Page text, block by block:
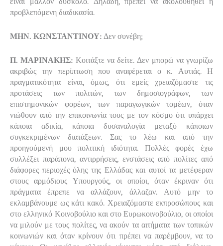
προβλεπόμενη διαδικασία.
ΜΗΝ. ΚΩΝΣΤΑΝΤΙΝΟΥ: Δεν συνέβη;
Π. ΜΑΡΙΝΑΚΗΣ: Κοιτάξτε να δείτε. Δεν μπορώ να γνωρίζω
ακριβώς την περίπτωση που αναφέρεται ο κ. Αυτιάς. Η
πραγματικότητα είναι, όμως, ότι εμείς χρειαζόμαστε τις
προτάσεις των πολιτών, των δημοσιογράφων, των
επιστημονικών φορέων, των παραγωγικών τομέων, όταν
νιώθουν από την επικοινωνία τους με τον κόσμο ότι υπάρχει
κάποια αδικία, κάποια δυσαναλογία μεταξύ κάποιων
συγκεκριμένων διατάξεων. Σας το λέω και από την
προηγούμενή μου πολιτική ιδιότητα. Πολλές φορές έχω
συλλέξει παράπονα, αντιρρήσεις, ενστάσεις από πολίτες από
διάφορες περιοχές όλης της Ελλάδας και αυτοί τα μετέφεραν
στους αρμόδιους Υπουργούς, οι οποίοι, όταν έκριναν ότι
πράγματα έπρεπε να αλλάζουν, άλλαζαν. Αυτό μην το
εκλαμβάνουμε ως κάτι κακό. Χρειαζόμαστε εκπροσώπους και
στο ελληνικό Κοινοβούλιο και στο Ευρωκοινοβούλιο, οι οποίοι
να μιλούν με τους πολίτες, να ακούν τα αιτήματα των τοπικών
κοινωνιών και όταν κρίνουν ότι πρέπει να παρέμβουν, να το